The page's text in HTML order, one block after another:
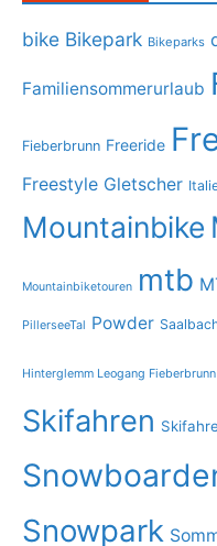
bike Bikepark Bikeparks
Familiensommerurlaub
Fieberbrunn Freeride
Freestyle Gletscher
Mountainbike
Mountainbiketouren mtb
PillerseeTal Powder
Hinterglemm Leogang Fieberbrunn
Skifahren
Snowpark